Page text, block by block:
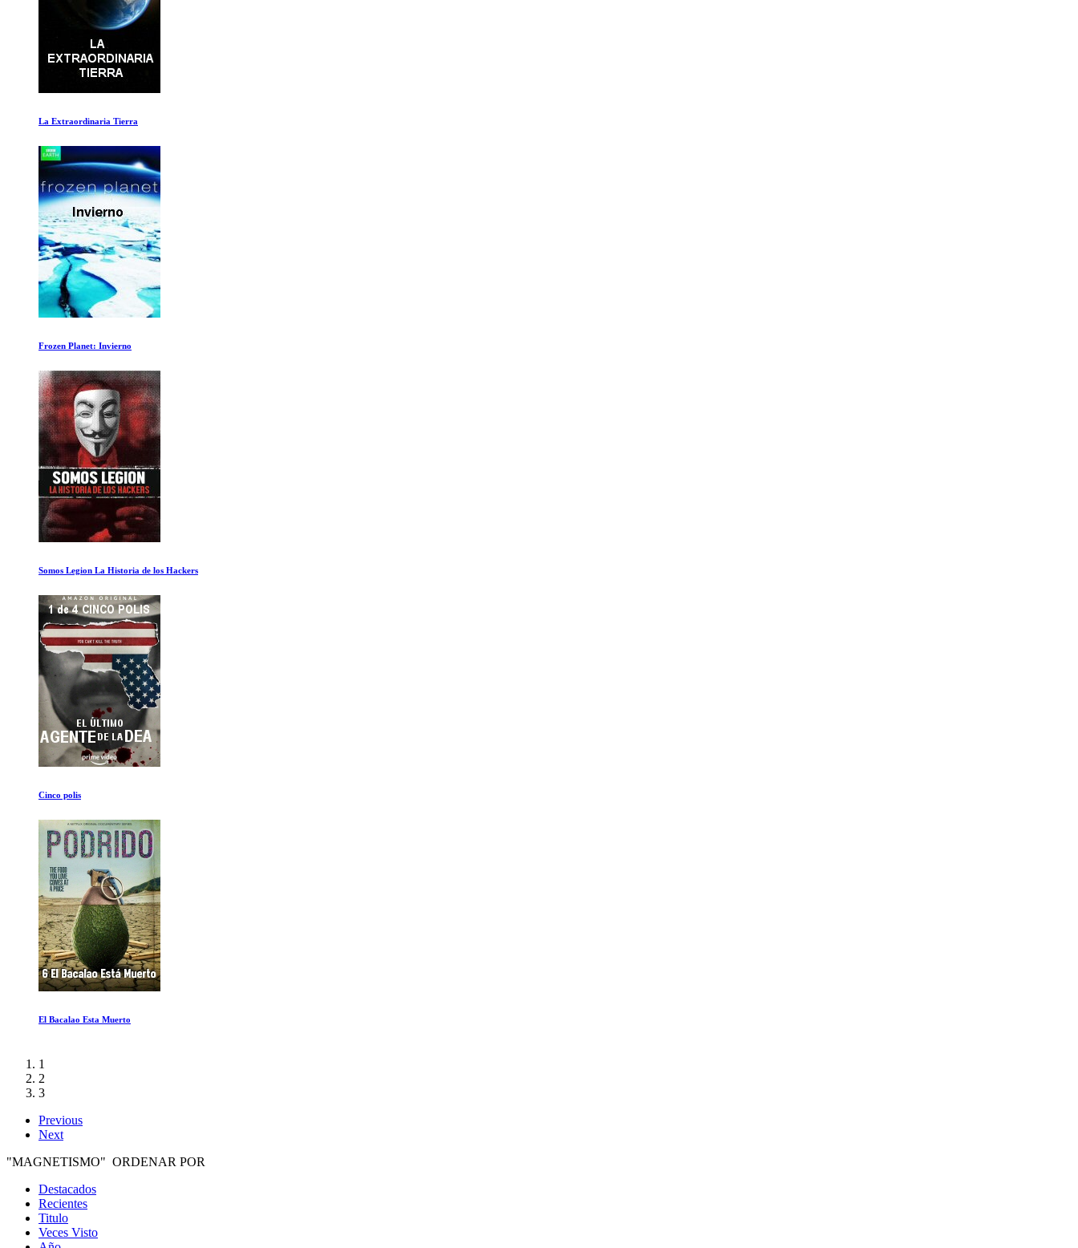
Defensas
El Arte de Alemania: Un Tierra Dividida
Gracias Dr. Fauci
El Poder del Amor
Que Hay Ahi Afuera
1
2
3
Previous
Next
"MAGNETISMO" ORDENAR POR
Destacados
Recientes
Titulo
Veces Visto